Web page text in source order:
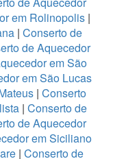
em Rolinopolis|
| Conserto de
de Aquecedor
em São
em São Lucas
| Conserto
| Conserto de
de Aquecedor
em Siciliano
| Conserto de